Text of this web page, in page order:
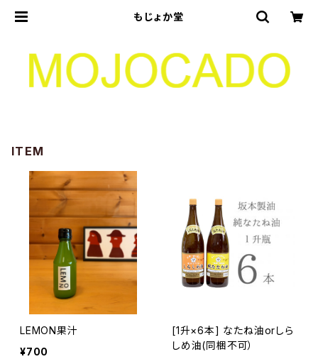
もじょか堂
ITEM
LEMON果汁
¥700
[1升×6本] なたね油orしら
しめ油(同梱不可）